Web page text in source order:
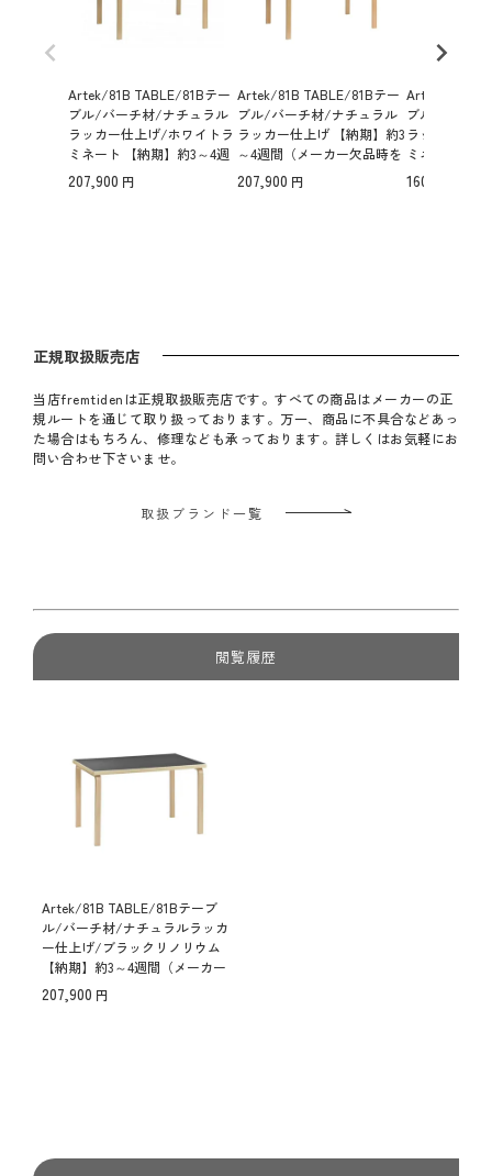
Artek/81B TABLE/81Bテー
ブル/バーチ材/ナチュラル
ラッカー仕上げ/ホワイトラ
ミネート 【納期】約3～4週
間（メーカー欠品時を除
く）
207,900
Artek/81B TABLE/81Bテー
ブル/バーチ材/ナチュラル
ラッカー仕上げ 【納期】約3
～4週間（メーカー欠品時を
除く）
207,900
Artek/81C
ブル/バーチ
ラッカー仕
ミネート 【
間（メーカー
く）
160,600
正規取扱販売店
当店fremtidenは正規取扱販売店です。すべての商品はメーカーの正
規ルートを通じて取り扱っております。万一、商品に不具合などあっ
た場合はもちろん、修理なども承っております。詳しくはお気軽にお
問い合わせ下さいませ。
取扱ブランド一覧
閲覧履歴
Artek/81B TABLE/81Bテーブ
ル/バーチ材/ナチュラルラッカ
ー仕上げ/ブラックリノリウム
【納期】約3～4週間（メーカー
欠品時を除く）
207,900